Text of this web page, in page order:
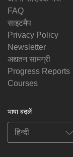
FAQ
साइटमैप
Privacy Policy
Newsletter
अद्यतन सामग्री
Progress Reports
Courses
भाषा बदलें